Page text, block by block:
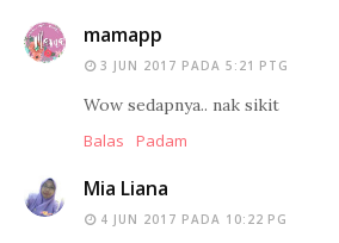
mamapp
3 JUN 2017 PADA 5:21 PTG
Wow sedapnya.. nak sikit
Balas
Padam
Mia Liana
4 JUN 2017 PADA 10:22 PG